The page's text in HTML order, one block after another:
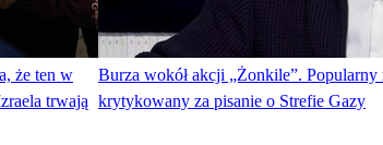
że ten w
trwają
Burza wokół akcji „Żonkile”. Popularny
krytykowany za pisanie o Strefie Gazy